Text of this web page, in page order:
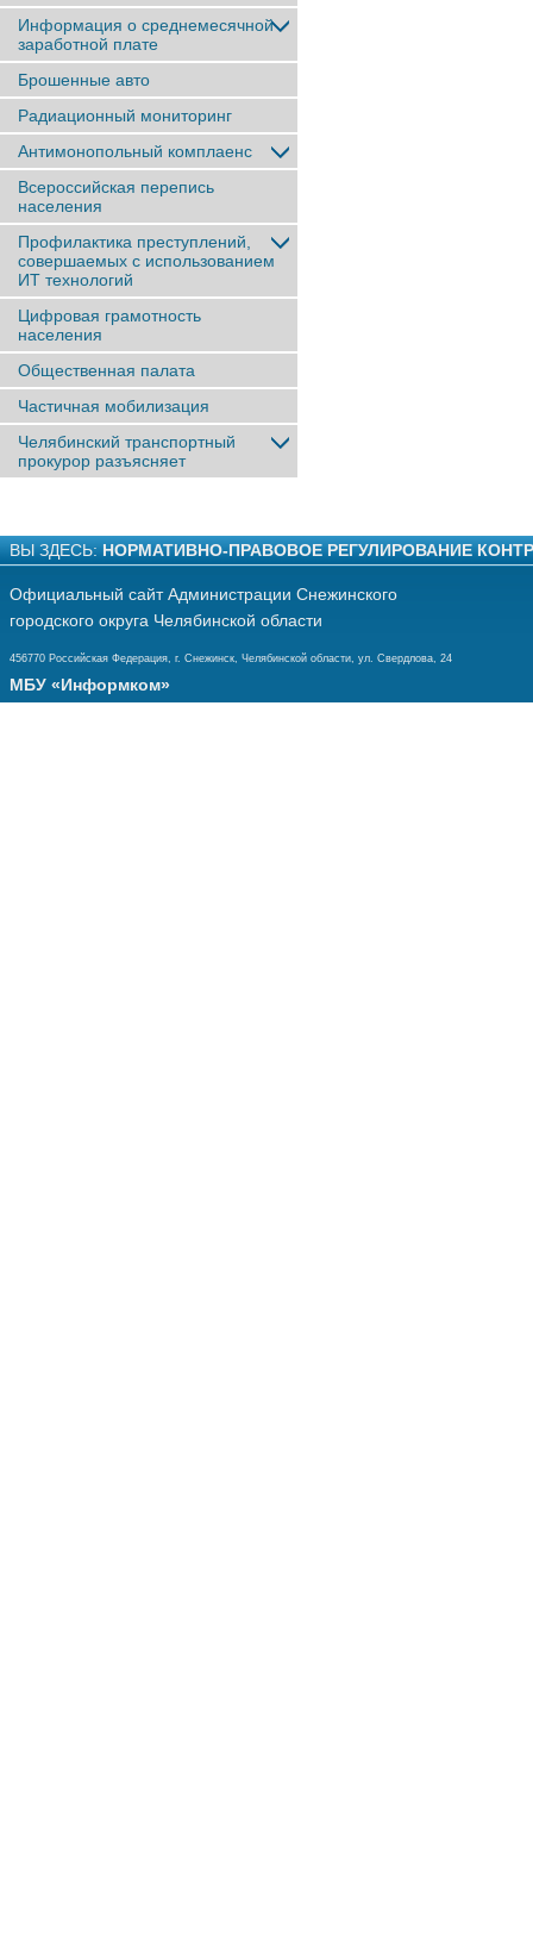
Информация о среднемесячной
заработной плате
Брошенные авто
Радиационный мониторинг
Антимонопольный комплаенс
Всероссийская перепись
населения
Профилактика преступлений,
совершаемых с использованием
ИТ технологий
Цифровая грамотность
населения
Общественная палата
Частичная мобилизация
Челябинский транспортный
прокурор разъясняет
ВЫ ЗДЕСЬ: НОРМАТИВНО-ПРАВОВОЕ РЕГУЛИРОВАНИЕ
Официальный сайт Администрации Снежинского
городского округа Челябинской области
456770 Российская Федерация, г. Снежинск, Челябинской области, ул. Свердлова, 24
МБУ «Информком»